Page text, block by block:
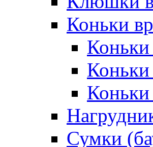
Коньки
Коньки
Коньки
Сумки